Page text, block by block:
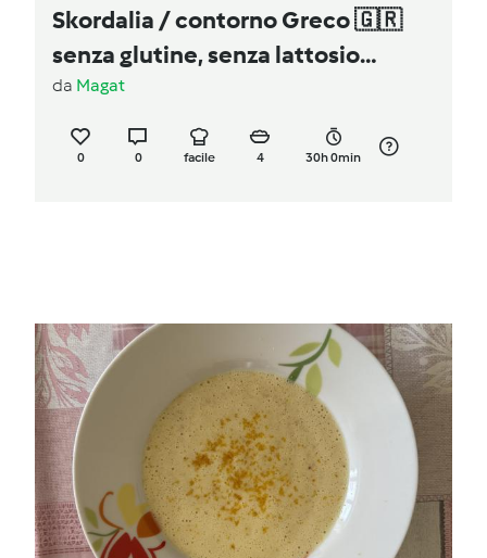
Skordalia / contorno Greco 🇬🇷
senza glutine, senza lattosio
vegano
da Magat
0 0 facile 4 30h 0min